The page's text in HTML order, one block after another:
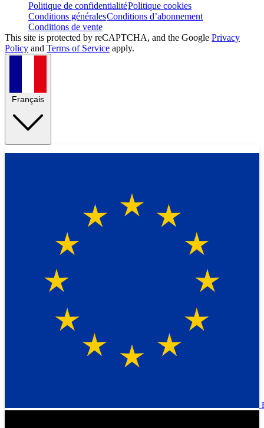
Politique de confidentialitéPolitique cookies
Conditions généralesConditions d’abonnement
Conditions de vente
This site is protected by reCAPTCHA, and the Google Privacy
Policy and Terms of Service apply.
Français